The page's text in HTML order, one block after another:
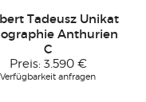
Tadeusz Unikat
Anthurien
C
Preis: 3.590 €
Verfügbarkeit anfragen